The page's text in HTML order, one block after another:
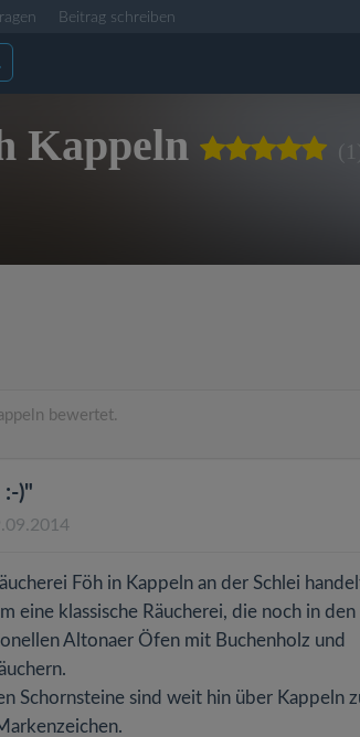
Beitrag schreiben
Kappeln
bewertet.
:-)"
Föh in Kappeln an der Schlei
eine klassische Räucherei, die noch in den
Altonaer Öfen mit Buchenholz und
Schornsteine sind weit hin über Kappeln